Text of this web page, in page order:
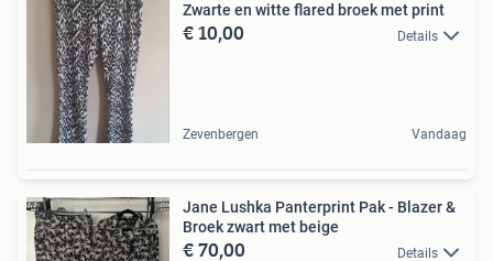
Zwarte en witte flared broek met print
€ 10,00 Details
Zevenbergen Vandaag
Jane Lushka Panterprint Pak - Blazer &
Broek zwart met beige
€ 70,00 Details